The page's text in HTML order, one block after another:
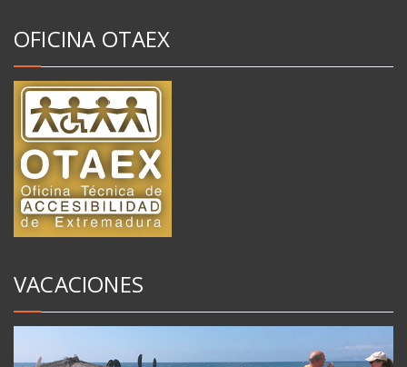
OFICINA OTAEX
VACACIONES